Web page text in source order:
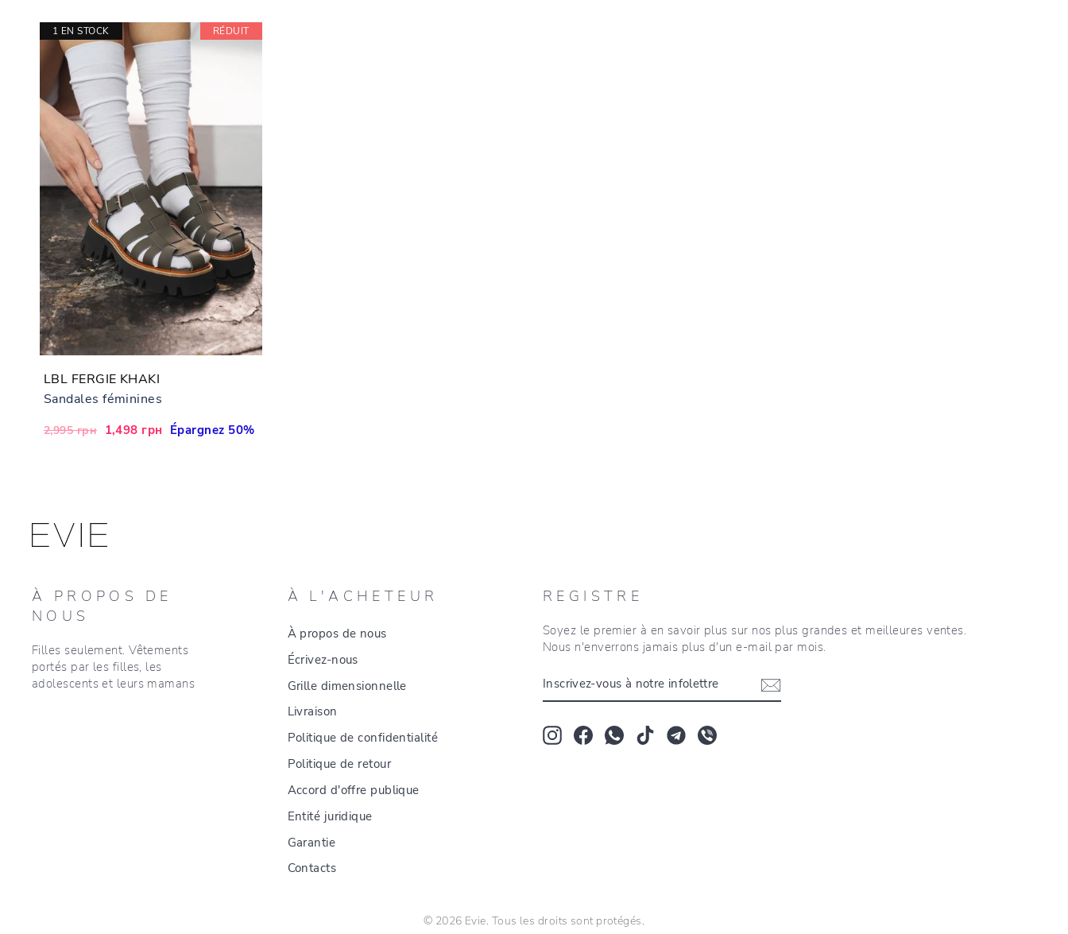
RÉDUIT
1 EN STOCK
LBL FERGIE KHAKI
Sandales féminines
Prix
2,995 грн Prix
1,498 грн Épargnez 50%
À PROPOS DE
NOUS
Filles seulement. Vêtements
portés par les filles, les
adolescents et leurs mamans
À L'ACHETEUR
À propos de nous
Écrivez-nous
Grille dimensionnelle
Livraison
Politique de confidentialité
Politique de retour
Accord d'offre publique
Entité juridique
Garantie
Contacts
REGISTRE
Soyez le premier à en savoir plus sur nos plus grandes et meilleures ventes.
Nous n'enverrons jamais plus d'un e-mail par mois.
VOUS
InstagramFacebookWhatsapp
TikTok Tumblr
© 2026 Evie. Tous les droits sont protégés.